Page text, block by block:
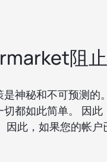
阻
神秘和不可预测的
都如此简单。 因
因此，如果您的帐